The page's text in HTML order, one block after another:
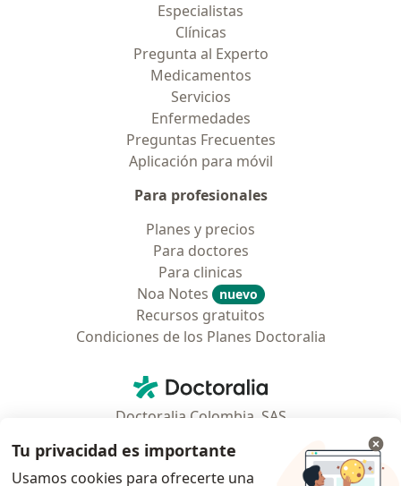
Especialistas
Clínicas
Pregunta al Experto
Medicamentos
Servicios
Enfermedades
Preguntas Frecuentes
Aplicación para móvil
Para profesionales
Planes y precios
Para doctores
Para clinicas
Noa Notes
nuevo
Recursos gratuitos
Condiciones de los Planes Doctoralia
Doctoralia - Página de inicio
Doctoralia Colombia, SAS
Municipio: Bogotá D.C., Colombia
Tu privacidad es importante
Usamos cookies para ofrecerte una